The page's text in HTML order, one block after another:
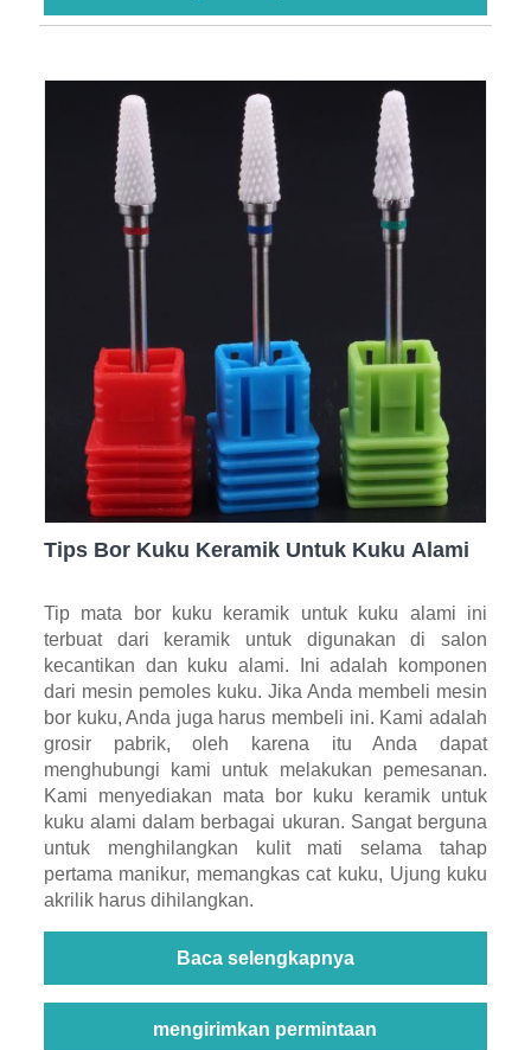
Tips Bor Kuku Keramik Untuk Kuku Alami
Tip mata bor kuku keramik untuk kuku alami ini
terbuat dari keramik untuk digunakan di salon
kecantikan dan kuku alami. Ini adalah komponen
dari mesin pemoles kuku. Jika Anda membeli mesin
bor kuku, Anda juga harus membeli ini. Kami adalah
grosir pabrik, oleh karena itu Anda dapat
menghubungi kami untuk melakukan pemesanan.
Kami menyediakan mata bor kuku keramik untuk
kuku alami dalam berbagai ukuran. Sangat berguna
untuk menghilangkan kulit mati selama tahap
pertama manikur, memangkas cat kuku, Ujung kuku
akrilik harus dihilangkan.
Baca selengkapnya
mengirimkan permintaan